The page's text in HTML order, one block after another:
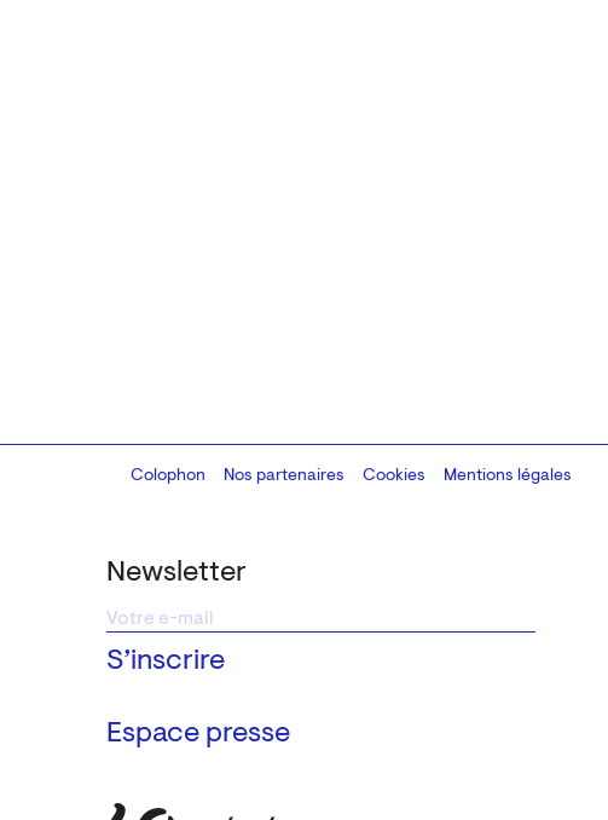
Newsletter
Espace presse
Colophon
Design:Marcel Kaczmarek, code:8080.studio
Nos partenaires Cookies Mentions légales